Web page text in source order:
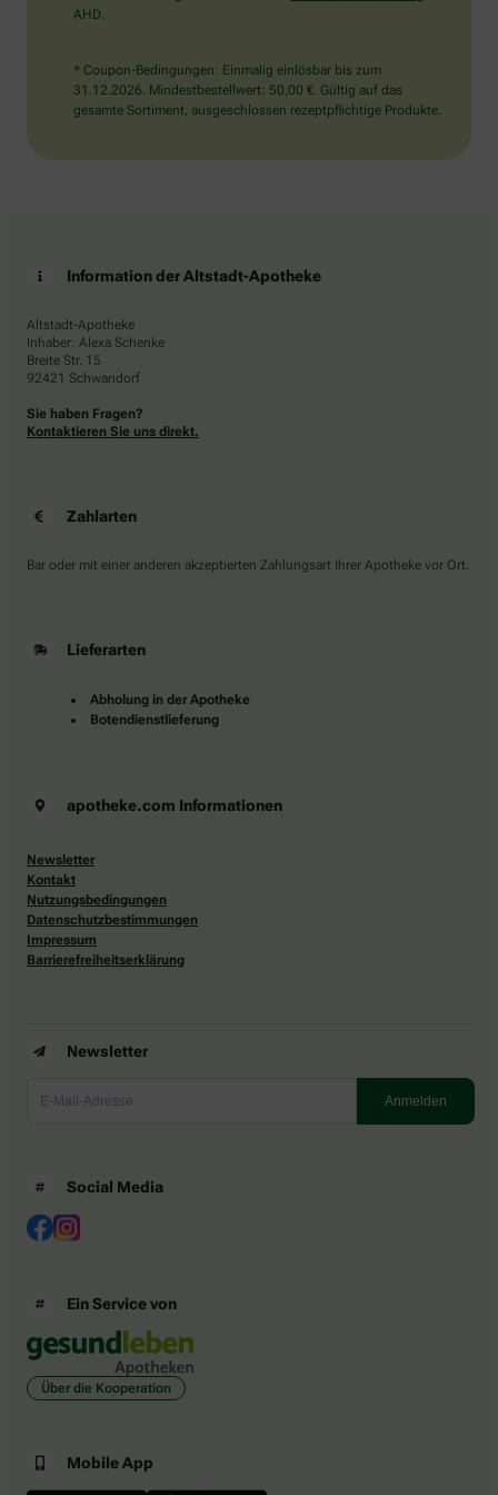
AHD.
* Coupon-Bedingungen: Einmalig einlösbar bis zum
31.12.2026. Mindestbestellwert: 50,00 €. Gültig auf das
gesamte Sortiment, ausgeschlossen rezeptpflichtige Produkte.
Information der Altstadt-Apotheke
Altstadt-Apotheke
Inhaber: Alexa Schenke
Breite Str. 15
92421 Schwandorf
Sie haben Fragen?
Kontaktieren Sie uns direkt.
Zahlarten
Bar oder mit einer anderen akzeptierten Zahlungsart Ihrer Apotheke vor Ort.
Lieferarten
Abholung in der Apotheke
Botendienstlieferung
apotheke.com Informationen
Newsletter
Kontakt
Nutzungsbedingungen
Datenschutzbestimmungen
Impressum
Barrierefreiheitserklärung
Newsletter
Social Media
Ein Service von
Über die Kooperation
Mobile App